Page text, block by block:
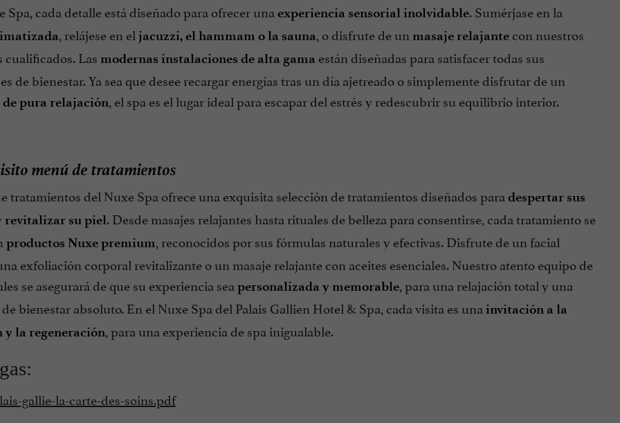
Spa, cada detalle está diseñado para ofrecer una experiencia sensorial inolvidable. Sumérjase en la
, relájese en el jacuzzi, el hammam o la sauna, o disfrute de un masaje relajantecon nuestros
cualificados. Las modernas instalaciones de alta gama están diseñadas para satisfacer todas sus
de bienestar. Ya sea que desee recargar energías tras un día ajetreado o simplemente disfrutar de un
pura relajación, el spa es el lugar ideal para escapar del estrés y redescubrir su equilibrio interior.
menú de tratamientos
tratamientos del Nuxe Spa ofrece una exquisita selección de tratamientos diseñados para despertar sus
revitalizar su piel. Desde masajes relajantes hasta rituales de belleza para consentirse, cada tratamiento se
productos Nuxe premium, reconocidos por sus fórmulas naturales y efectivas. Disfrute de un facial
exfoliación corporal revitalizante o un masaje relajante con aceites esenciales. Nuestro atento equipo de
se asegurará de que su experiencia sea personalizada y memorable, para una relajación total y una
bienestar absoluto. En el Nuxe Spa del Palais Gallien Hotel & Spa, cada visita es una invitación a la
y la regeneración, para una experiencia de spa inigualable.
gallie-la-carte-des-soins.pdf